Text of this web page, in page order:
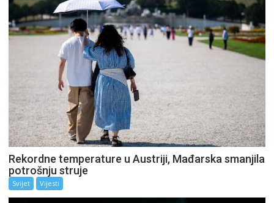
Rekordne temperature u Austriji, Mađarska smanjila
potrošnju struje
Svijet Vijesti